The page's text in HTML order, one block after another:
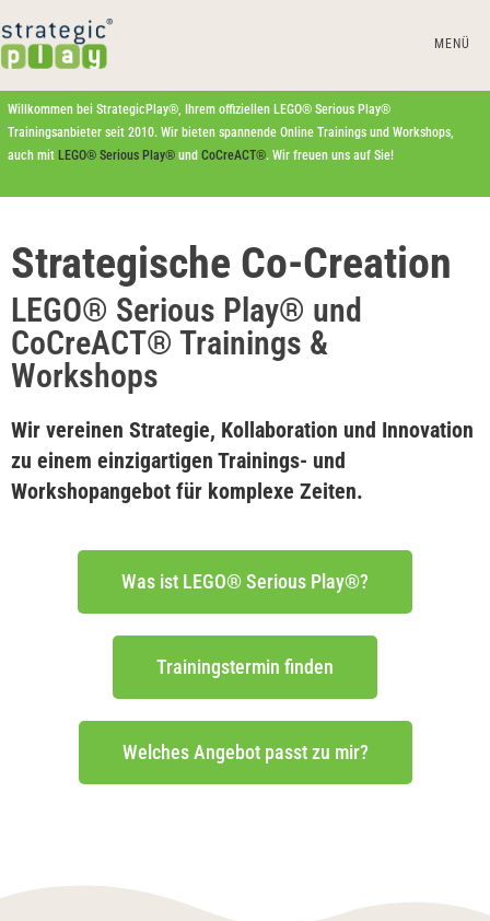
MENÜ
Willkommen bei StrategicPlay®, Ihrem offiziellen LEGO® Serious Play®
Trainingsanbieter seit 2010. Wir bieten spannende Online Trainings und Workshops,
auch mit LEGO® Serious Play® und CoCreACT®. Wir freuen uns auf Sie!
Strategische Co-Creation
LEGO® Serious Play® und
CoCreACT® Trainings &
Workshops
Wir vereinen Strategie, Kollaboration und Innovation
zu einem einzigartigen Trainings- und
Workshopangebot für komplexe Zeiten.
Was ist LEGO® Serious Play®?
Trainingstermin finden
Welches Angebot passt zu mir?